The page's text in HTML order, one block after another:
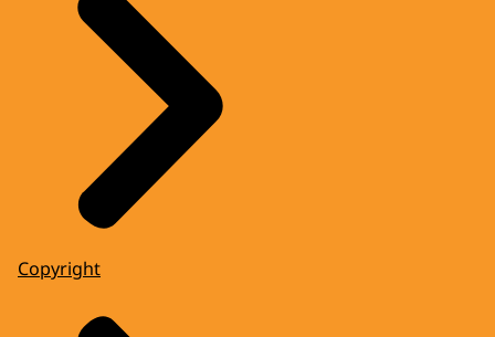
Copyright